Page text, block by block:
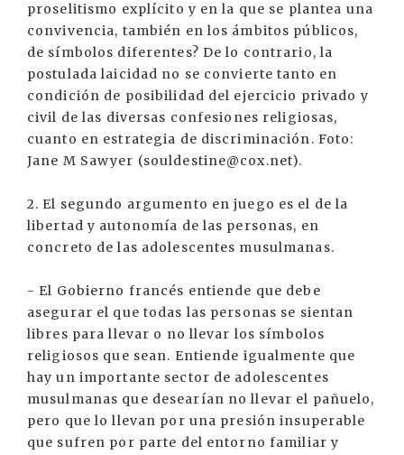
proselitismo explícito y en la que se plantea una
convivencia, también en los ámbitos públicos,
de símbolos diferentes? De lo contrario, la
postulada laicidad no se convierte tanto en
condición de posibilidad del ejercicio privado y
civil de las diversas confesiones religiosas,
cuanto en estrategia de discriminación. Foto:
Jane M Sawyer (souldestine@cox.net).
2. El segundo argumento en juego es el de la
libertad y autonomía de las personas, en
concreto de las adolescentes musulmanas.
- El Gobierno francés entiende que debe
asegurar el que todas las personas se sientan
libres para llevar o no llevar los símbolos
religiosos que sean. Entiende igualmente que
hay un importante sector de adolescentes
musulmanas que desearían no llevar el pañuelo,
pero que lo llevan por una presión insuperable
que sufren por parte del entorno familiar y